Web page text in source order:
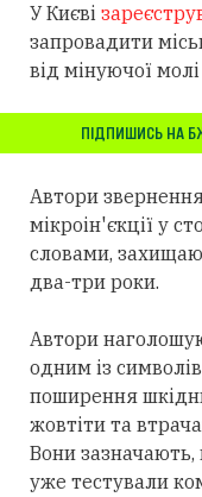
У Києві
запровадити
від мінуючої
ПІДПИШИСЬ НА
Автори
мікроін'єкції у
словами,
два-три роки.
Автори
одним із
поширення
жовтіти та
Вони зазначають,
уже тестували